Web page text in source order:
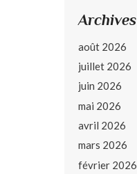
Archives
août 2026
juillet 2026
juin 2026
mai 2026
avril 2026
mars 2026
février 2026